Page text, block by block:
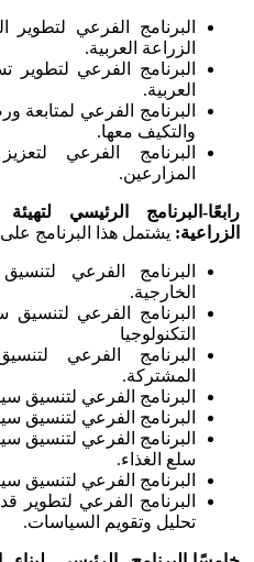
البرنامج الفرعي لتطوير
الزراعة العربية.
البرنامج الفرعي لتطوير
العربية.
البرنامج الفرعي لمتابعة
والتكيف معها.
البرنامج الفرعي
المزارعين.
رابعًا-البرنامج الرئيسي
الزراعية: يشتمل هذا البرنامج على
البرنامج الفرعي
الخارجية.
البرنامج الفرعي
التكنولوجيا
البرنامج الفرعي
المشتركة.
البرنامج الفرعي لتنسيق
البرنامج الفرعي لتنسيق
البرنامج الفرعي لتنسيق
سلع الغذاء.
البرنامج الفرعي لتنسيق
البرنامج الفرعي لتطوير
تحليل وتقويم السياسات.